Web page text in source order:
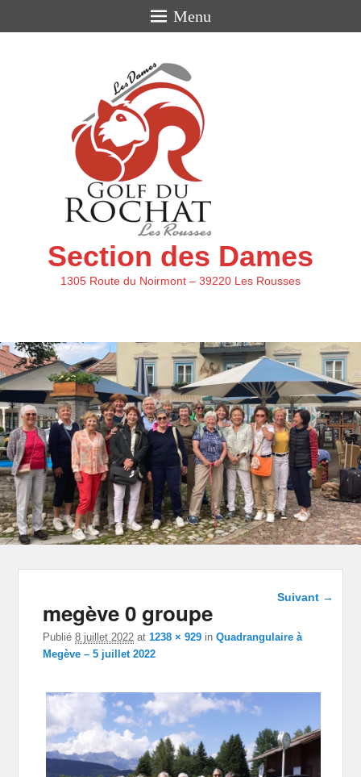
Menu
Section des Dames
1305 Route du Noirmont – 39220 Les Rousses
Navigation
Suivant →
megève 0 groupe
Publié8 juillet 2022 at1238 × 929 inQuadrangulaire à
Megève – 5 juillet 2022